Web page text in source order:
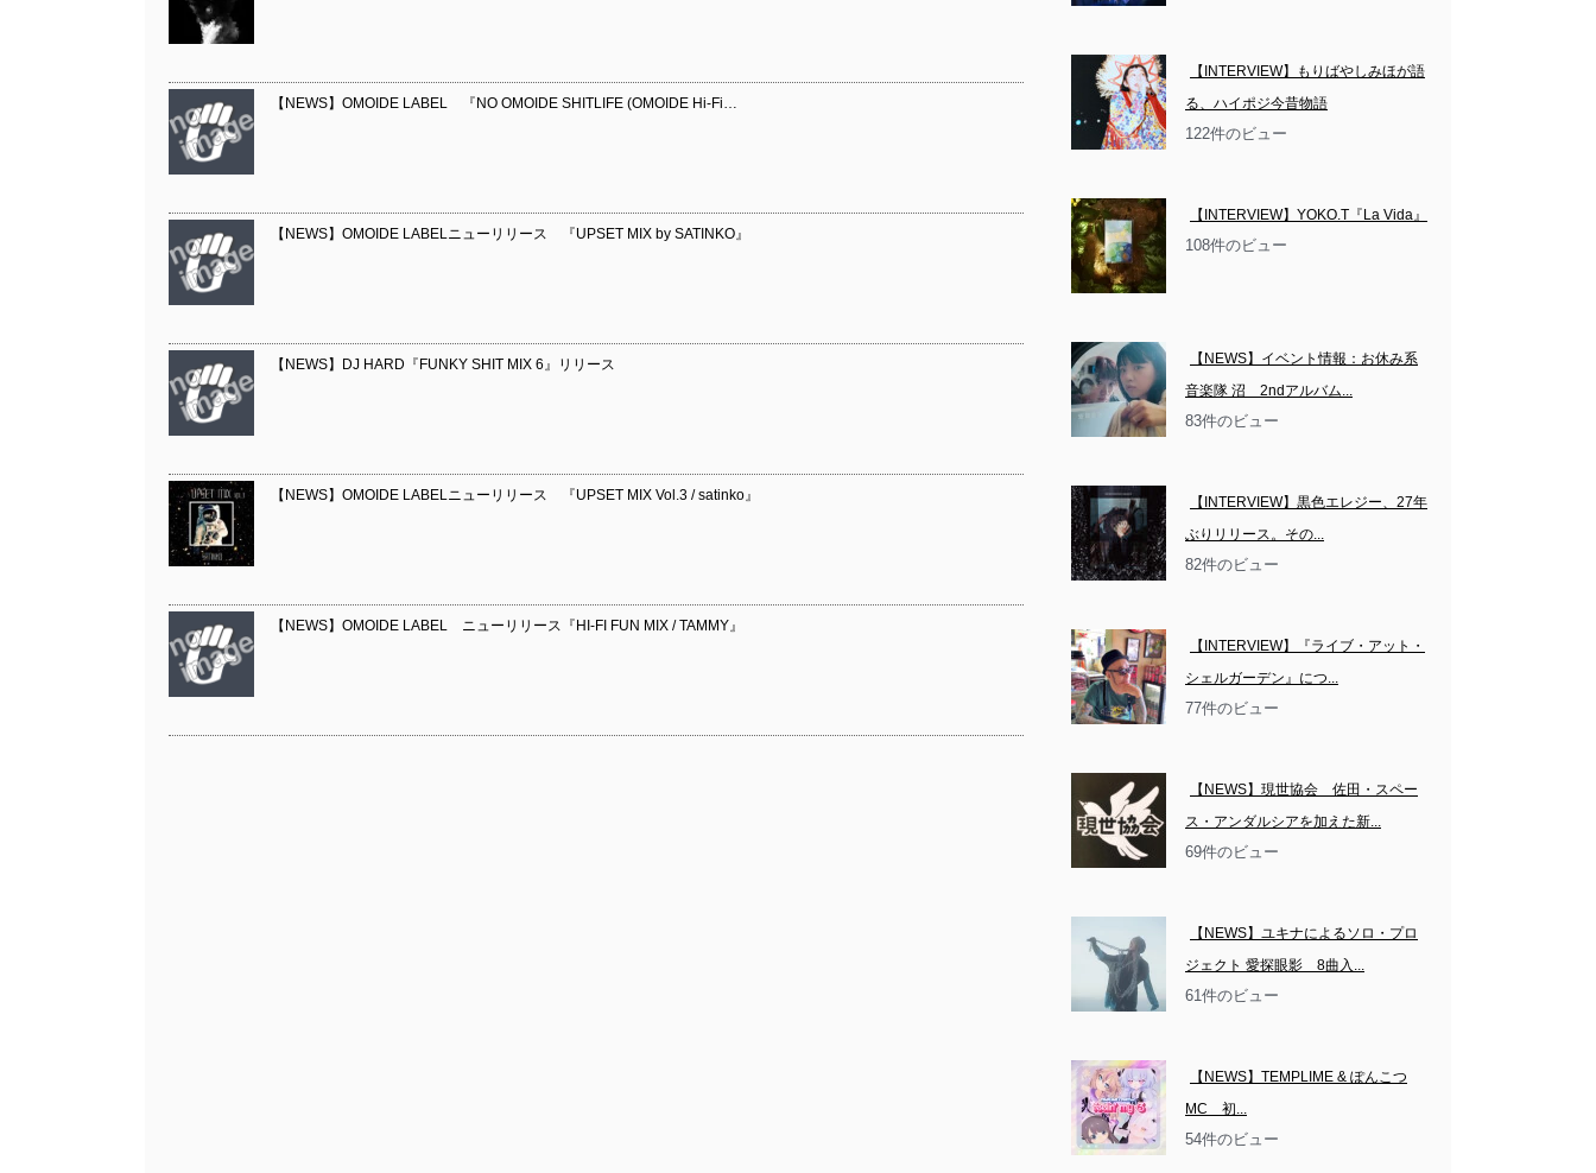
【NEWS】OMOIDE LABEL 『NO OMOIDE SHITLIFE (OMOIDE Hi-Fi…
【NEWS】OMOIDE LABELニューリリース 『UPSET MIX by SATINKO』
【NEWS】DJ HARD『FUNKY SHIT MIX 6』リリース
【NEWS】OMOIDE LABELニューリリース 『UPSET MIX Vol.3 / satinko』
【NEWS】OMOIDE LABEL ニューリリース『HI-FI FUN MIX / TAMMY』
【INTERVIEW】もりばやしみほが語
る、ハイポジ今昔物語
122件のビュー
【INTERVIEW】YOKO.T『La Vida』
108件のビュー
【NEWS】イベント情報：お休み系
音楽隊 沼　2ndアルバム...
83件のビュー
【INTERVIEW】黒色エレジー、27年
ぶりリリース。その...
82件のビュー
【INTERVIEW】『ライブ・アット・
シェルガーデン』につ...
77件のビュー
【NEWS】現世協会　佐田・スペー
ス・アンダルシアを加えた新...
69件のビュー
【NEWS】ユキナによるソロ・プロ
ジェクト 愛探眼影　8曲入...
61件のビュー
【NEWS】TEMPLIME & ぽんこつ
MC　初...
54件のビュー